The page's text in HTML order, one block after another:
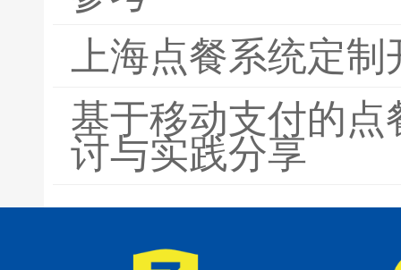
上海点餐系统定
基于移动支付的
讨与实践分享